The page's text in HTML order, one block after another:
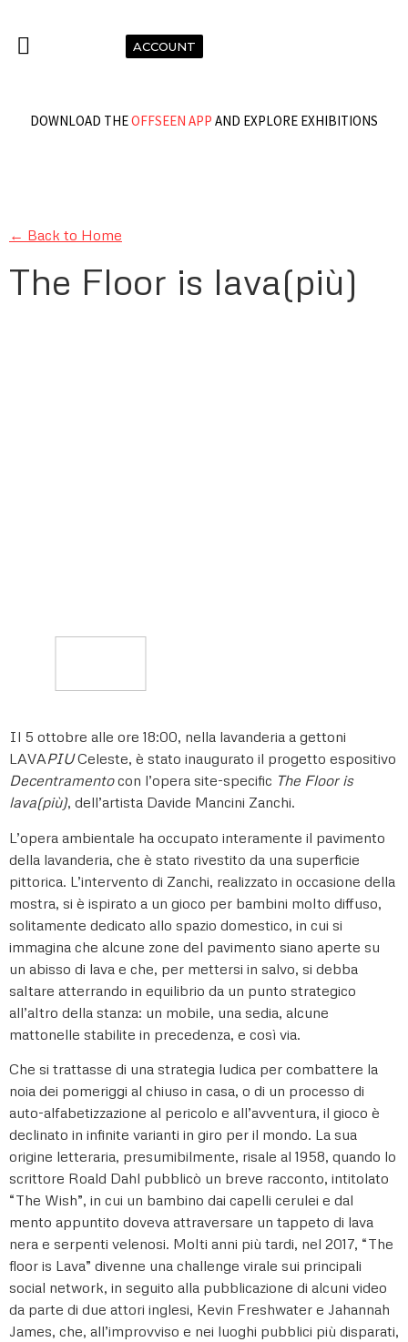
ACCOUNT
DOWNLOAD THEOFFSEEN APP AND EXPLORE EXHIBITIONS
← Back to Home
The Floor is lava(più)
Il 5 ottobre alle ore 18:00, nella lavanderia a gettoni
LAVAPIUCeleste, è stato inaugurato il progetto espositivo
Decentramentocon l’opera site-specific The Floor is
lava(più), dell’artista Davide Mancini Zanchi.
L’opera ambientale ha occupato interamente il pavimento
della lavanderia, che è stato rivestito da una superficie
pittorica. L’intervento di Zanchi, realizzato in occasione della
mostra, si è ispirato a un gioco per bambini molto diffuso,
solitamente dedicato allo spazio domestico, in cui si
immagina che alcune zone del pavimento siano aperte su
un abisso di lava e che, per mettersi in salvo, si debba
saltare atterrando in equilibrio da un punto strategico
all’altro della stanza: un mobile, una sedia, alcune
mattonelle stabilite in precedenza, e così via.
Che si trattasse di una strategia ludica per combattere la
noia dei pomeriggi al chiuso in casa, o di un processo di
auto-alfabetizzazione al pericolo e all’avventura, il gioco è
declinato in infinite varianti in giro per il mondo. La sua
origine letteraria, presumibilmente, risale al 1958, quando lo
scrittore Roald Dahl pubblicò un breve racconto, intitolato
“The Wish”, in cui un bambino dai capelli cerulei e dal
mento appuntito doveva attraversare un tappeto di lava
nera e serpenti velenosi. Molti anni più tardi, nel 2017, “The
floor is Lava” divenne una challenge virale sui principali
social network, in seguito alla pubblicazione di alcuni video
da parte di due attori inglesi, Kevin Freshwater e Jahannah
James, che, all’improvviso e nei luoghi pubblici più disparati,